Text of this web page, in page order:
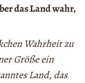
das Land wahr,
Wahrheit zu
Größe ein
Land, das